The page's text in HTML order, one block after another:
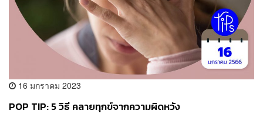
16 มกราคม 2023
POP TIP: 5 วิธี คลายทุกข์จากความผิดหวัง